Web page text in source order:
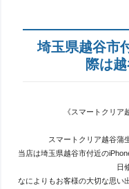
埼玉県越谷市
際は
《スマートクリア
スマートクリア越谷蒲
当店は埼玉県越谷市付近の
日
なによりもお客様の大切な思い